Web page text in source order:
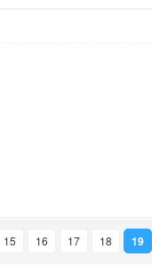
15 16 17 18 19